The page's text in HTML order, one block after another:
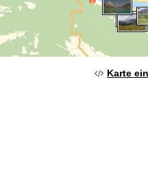
Karte